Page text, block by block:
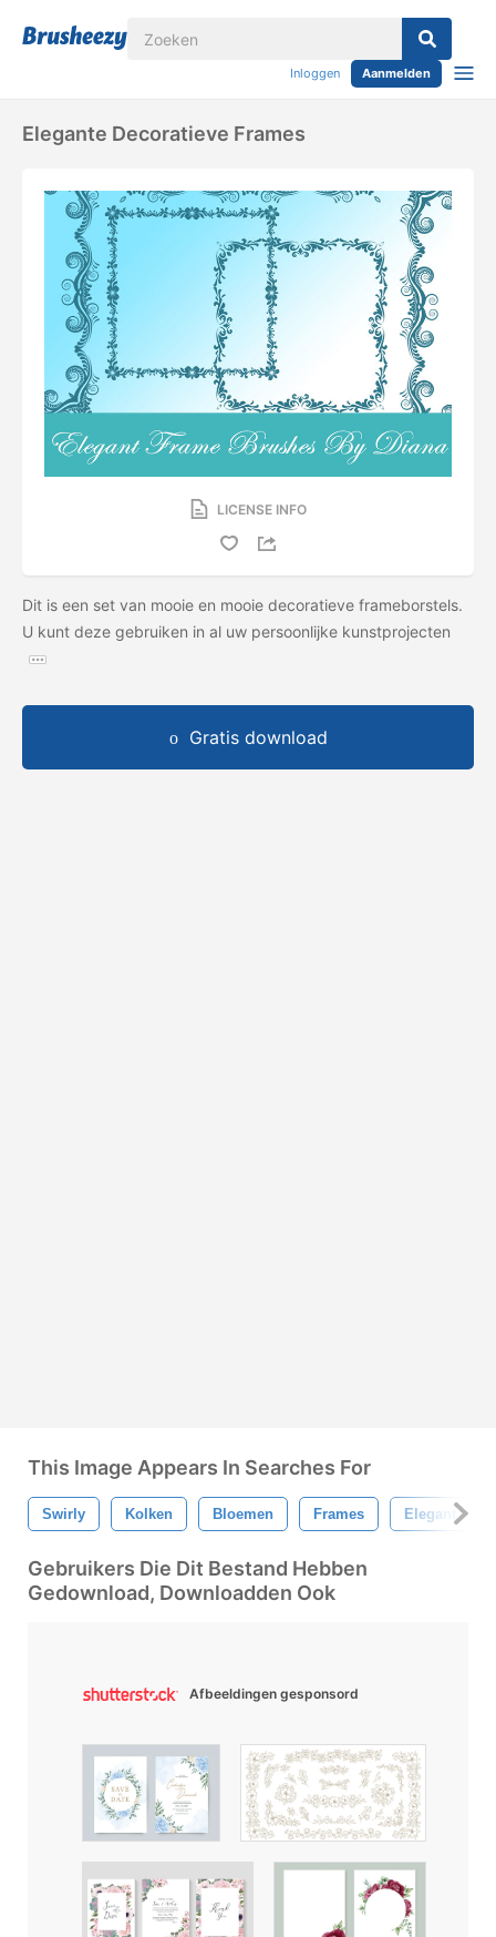
Inloggen Aanmelden
Elegante Decoratieve Frames
LICENSE INFO
Dit is een set van mooie en mooie decoratieve frameborstels.
U kunt deze gebruiken in al uw persoonlijke kunstprojecten
Gratis download
This Image Appears In Searches For
Swirly Kolken Bloemen Frames Elegant
Gebruikers Die Dit Bestand Hebben
Gedownload, Downloadden Ook
Afbeeldingen gesponsord